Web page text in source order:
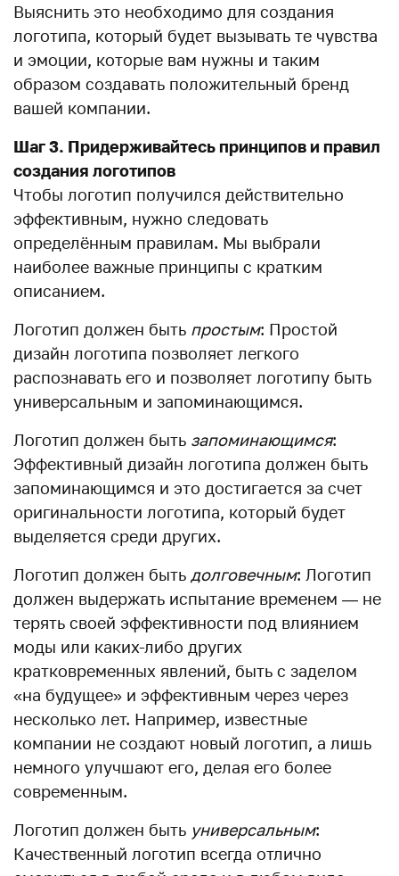
Выяснить это необходимо для создания
логотипа, который будет вызывать те чувства
и эмоции, которые вам нужны и таким
образом создавать положительный бренд
вашей компании.
Шаг 3. Придерживайтесь принципов и правил
создания логотипов
Чтобы логотип получился действительно
эффективным, нужно следовать
определённым правилам. Мы выбрали
наиболее важные принципы с кратким
описанием.
Логотип должен быть простым: Простой
дизайн логотипа позволяет легкого
распознавать его и позволяет логотипу быть
универсальным и запоминающимся.
Логотип должен быть запоминающимся:
Эффективный дизайн логотипа должен быть
запоминающимся и это достигается за счет
оригинальности логотипа, который будет
выделяется среди других.
Логотип должен быть долговечным: Логотип
должен выдержать испытание временем — не
терять своей эффективности под влиянием
моды или каких-либо других
кратковременных явлений, быть с заделом
«на будущее» и эффективным через через
несколько лет. Например, известные
компании не создают новый логотип, а лишь
немного улучшают его, делая его более
современным.
Логотип должен быть универсальным:
Качественный логотип всегда отлично